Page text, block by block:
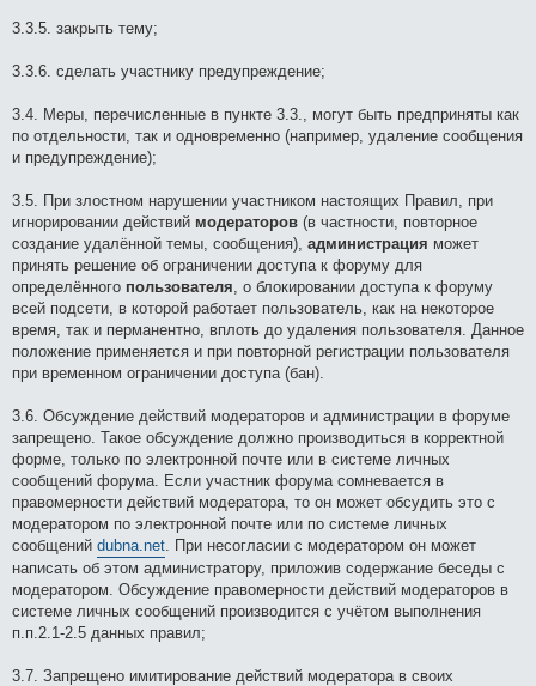
3.3.5. закрыть тему;
3.3.6. сделать участнику предупреждение;
3.4. Меры, перечисленные в пункте 3.3., могут быть предприняты как
по отдельности, так и одновременно (например, удаление сообщения
и предупреждение);
3.5. При злостном нарушении участником настоящих Правил, при
игнорировании действий модераторов (в частности, повторное
создание удалённой темы, сообщения), администрация может
принять решение об ограничении доступа к форуму для
определённого пользователя , о блокировании доступа к форуму
всей подсети, в которой работает пользователь, как на некоторое
время, так и перманентно, вплоть до удаления пользователя. Данное
положение применяется и при повторной регистрации пользователя
при временном ограничении доступа (бан).
3.6. Обсуждение действий модераторов и администрации в форуме
запрещено. Такое обсуждение должно производиться в корректной
форме, только по электронной почте или в системе личных
сообщений форума. Если участник форума сомневается в
правомерности действий модератора, то он может обсудить это с
модератором по электронной почте или по системе личных
сообщений dubna.net . При несогласии с модератором он может
написать об этом администратору, приложив содержание беседы с
модератором. Обсуждение правомерности действий модераторов в
системе личных сообщений производится с учётом выполнения
п.п.2.1-2.5 данных правил;
3.7. Запрещено имитирование действий модератора в своих